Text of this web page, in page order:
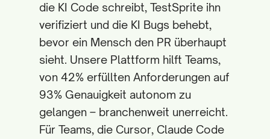
die KI Code schreibt, TestSprite ihn
verifiziert und die KI Bugs behebt,
bevor ein Mensch den PR überhaupt
sieht. Unsere Plattform hilft Teams,
von 42% erfüllten Anforderungen auf
93% Genauigkeit autonom zu
gelangen – branchenweit unerreicht.
Für Teams, die Cursor, Claude Code